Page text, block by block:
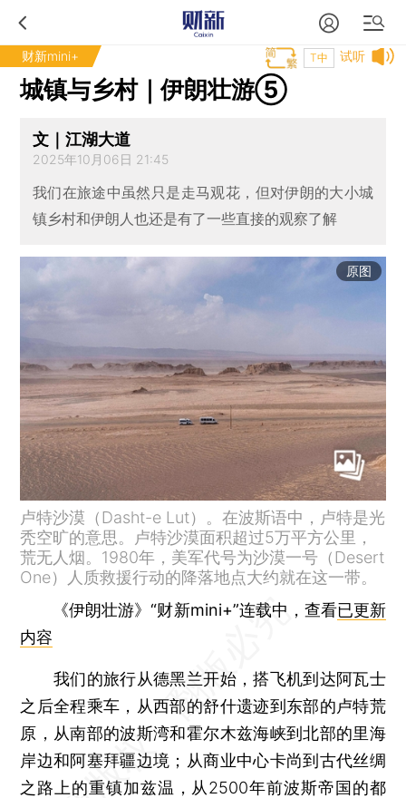
财新mini+ 试听
T中
城镇与乡村｜伊朗壮游⑤
文｜江湖大道
2025年10月06日 21:45
我们在旅途中虽然只是走马观花，但对伊朗的大小城
镇乡村和伊朗人也还是有了一些直接的观察了解
原图
卢特沙漠（Dasht-e Lut）。在波斯语中，卢特是光
秃空旷的意思。卢特沙漠面积超过5万平方公里，
荒无人烟。1980年，美军代号为沙漠一号（Desert
One）人质救援行动的降落地点大约就在这一带。
《伊朗壮游》“财新mini+”连载中，查看已更新
内容
我们的旅行从德黑兰开始，搭飞机到达阿瓦士
之后全程乘车，从西部的舒什遗迹到东部的卢特荒
原，从南部的波斯湾和霍尔木兹海峡到北部的里海
岸边和阿塞拜疆边境；从商业中心卡尚到古代丝绸
之路上的重镇加兹温，从2500年前波斯帝国的都